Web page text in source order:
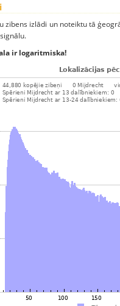
zibens izlādi un noteiktu tā
ir logaritmiska!